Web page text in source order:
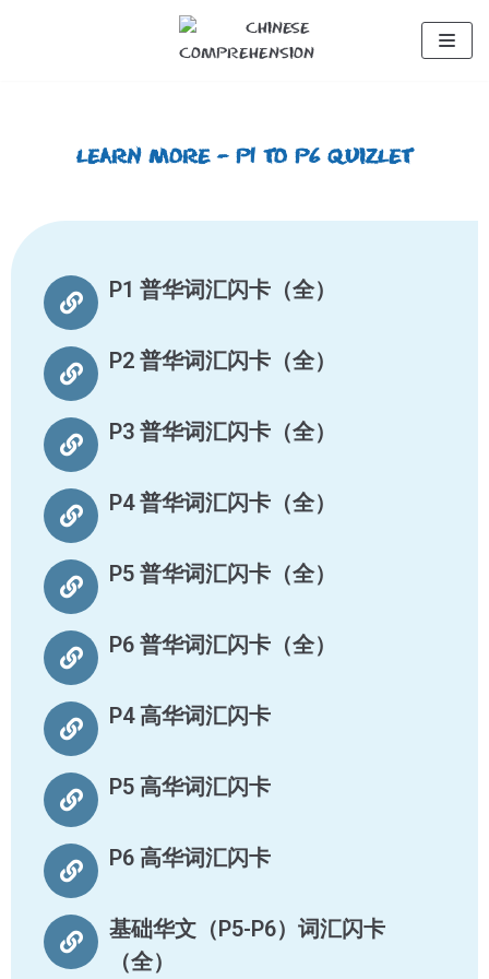
Learn More – P1 to P6 Quizlet
P1 普华词汇闪卡（全）
P2 普华词汇闪卡（全）
P3 普华词汇闪卡（全）
P4 普华词汇闪卡（全）
P5 普华词汇闪卡（全）
P6 普华词汇闪卡（全）
P4 高华词汇闪卡
P5 高华词汇闪卡
P6 高华词汇闪卡
基础华文（P5-P6）词汇闪卡
（全）